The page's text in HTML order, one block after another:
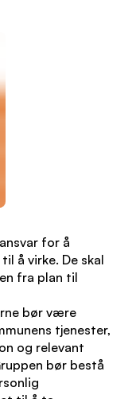
for å
å virke. De skal
fra plan til
bør være
tjenester,
og relevant
bør bestå